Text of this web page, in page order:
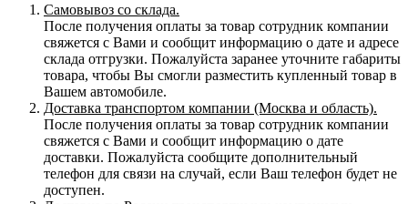
Самовывоз со склада.
После получения оплаты за товар сотрудник компании
свяжется с Вами и сообщит информацию о дате и адресе
склада отгрузки. Пожалуйста заранее уточните габариты
товара, чтобы Вы смогли разместить купленный товар в
Вашем автомобиле.
Доставка транспортом компании (Москва и область).
После получения оплаты за товар сотрудник компании
свяжется с Вами и сообщит информацию о дате
доставки. Пожалуйста сообщите дополнительный
телефон для связи на случай, если Ваш телефон будет не
доступен.